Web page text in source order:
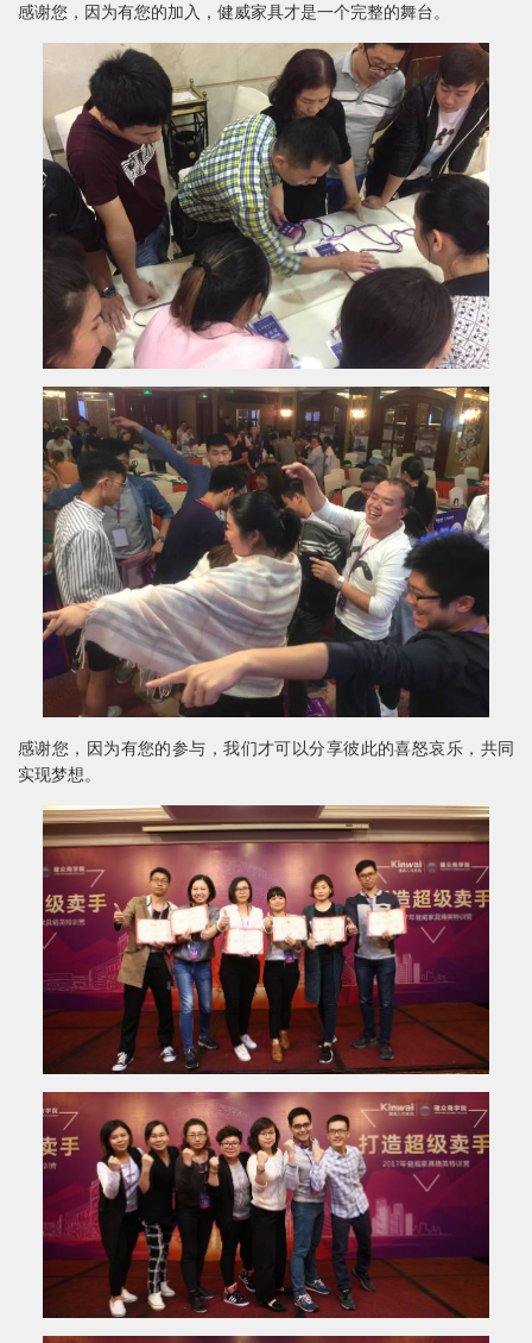
感谢您，因为有您的加入，健威家具才是一个完整的舞台。
感谢您，因为有您的参与，我们才可以分享彼此的喜怒哀乐，共同
实现梦想。